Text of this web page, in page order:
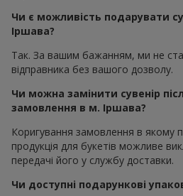
Чи є можливість подарувати
Іршава?
Так. За вашим бажанням, ми не
відправника без вашого дозволу.
Чи можна замінити сувенір
замовлення в м. Іршава?
Коригування замовлення в якому
продукція для букетів можливе
передачі його у службу доставки.
Чи доступні подарункові